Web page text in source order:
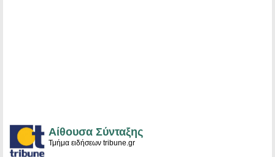
Αίθουσα Σύνταξης
Τμήμα ειδήσεων tribune.gr